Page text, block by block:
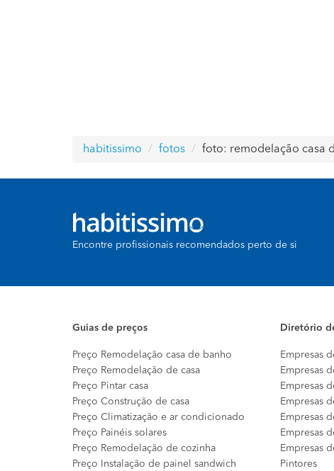
habitissimo fotos foto: remodelação casa
Encontre profissionais recomendados perto de si
Guias de preços
Preço Remodelação casa de banho
Preço Remodelação de casa
Preço Pintar casa
Preço Construção de casa
Preço Climatização e ar condicionado
Preço Painéis solares
Preço Remodelação de cozinha
Preço Instalação de painel sandwich
Diretório
Empresas
Empresas
Empresas
Empresas
Empresas
Empresas
Empresas
Pintores